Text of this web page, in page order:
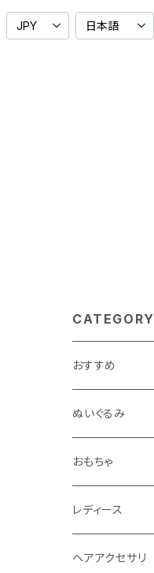
CATEGORY
おすすめ
ぬいぐるみ
おもちゃ
レディース
ヘアアクセサリ